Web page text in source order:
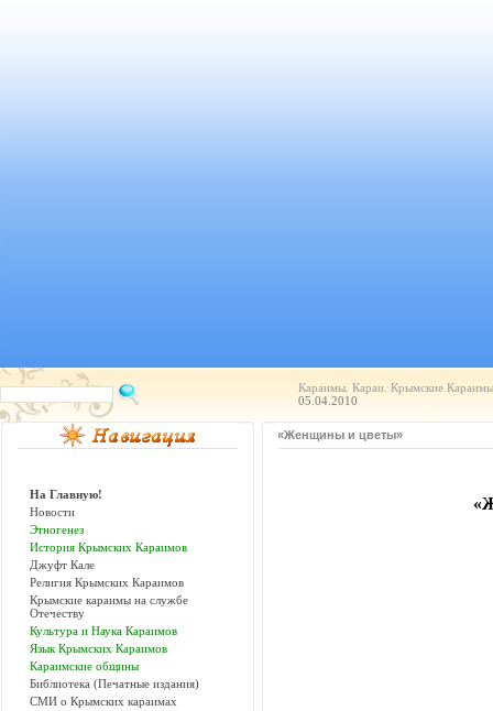
Караимы. Караи. Крымские
05.04.2010
На Главную!
Новости
Этногенез
История Крымских Караимов
Джуфт Кале
Религия Крымских Караимов
Крымские караимы на службе
Отечеству
Культура и Наука Караимов
Язык Крымских Караимов
Караимские общины
Библиотека (Печатные издания)
СМИ о Крымских караимах
«Женщины и цветы»